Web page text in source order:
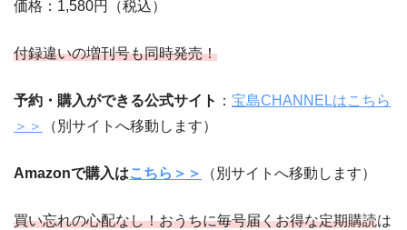
価格：1,580円（税込）
付録違いの増刊号も同時発売！
予約・購入ができる公式サイト ： 宝島CHANNELはこちら
＞＞
（別サイトへ移動します）
Amazonで購入はこちら＞＞ （別サイトへ移動します）
買い忘れの心配なし！おうちに毎号届くお得な定期購読は